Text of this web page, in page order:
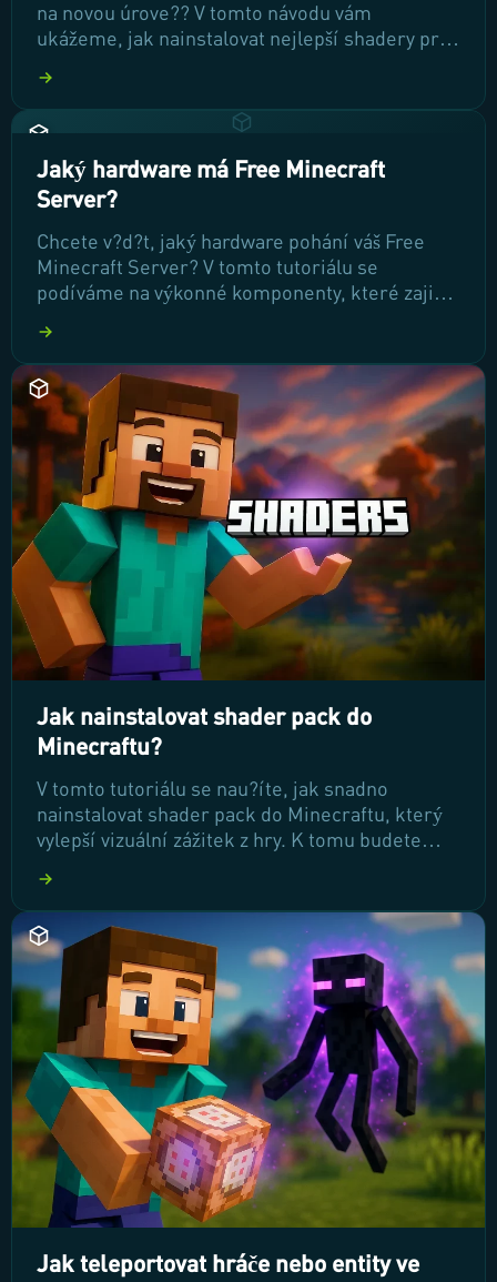
na novou úrove?? V tomto návodu vám
ukážeme, jak nainstalovat nejlepší shadery pro
efekty a realistické osv?tlení. P?ipravte se na
vizuální transformaci vašeho herního sv?ta!
Jaký hardware má Free Minecraft
Server?
Chcete v?d?t, jaký hardware pohání váš Free
Minecraft Server? V tomto tutoriálu se
podíváme na výkonné komponenty, které zajiš?
sv?t?. P?ipravte se na objevování výhod, které
vám naše špi?kové technologie p?inášejí!
Jak nainstalovat shader pack do
Minecraftu?
V tomto tutoriálu se nau?íte, jak snadno
nainstalovat shader pack do Minecraftu, který
vylepší vizuální zážitek z hry. K tomu budete
optimalizaci a zlepšení grafiky. P?ipravte se na
úžasné efekty a krásné prost?edí, které vám
Minecraft m?že nabídnout!
Jak teleportovat hráče nebo entity ve